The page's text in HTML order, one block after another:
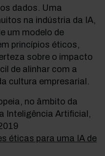
dados. Uma
na indústria da IA,
um modelo de
princípios éticos,
sobre o impacto
de alinhar com a
cultura empresarial.
no âmbito da
Inteligência Artificial,
éticas para uma IA de